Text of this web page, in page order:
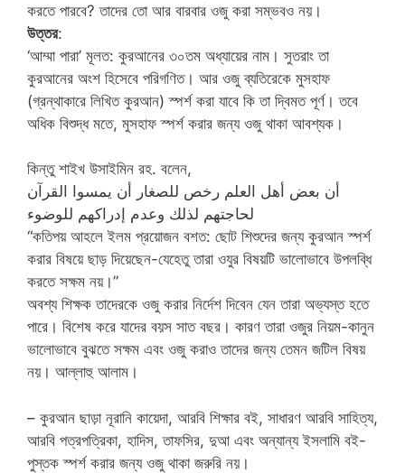
করতে পারবে? তাদের তো আর বারবার ওজু করা সম্ভবও নয়।
উত্তর:
‘আম্মা পারা’ মূলত: কুরআনের ৩০তম অধ্যায়ের নাম। সুতরাং তা
কুরআনের অংশ হিসেবে পরিগণিত। আর ওজু ব্যতিরেকে মুসহাফ
(গ্রন্থাকারে লিখিত কুরআন) স্পর্শ করা যাবে কি তা দ্বিমত পূর্ণ। তবে
অধিক বিশুদ্ধ মতে, মুসহাফ স্পর্শ করার জন্য ওজু থাকা আবশ্যক।
কিন্তু শাইখ উসাইমিন রহ. বলেন,
أن بعض أهل العلم رخص للصغار أن يمسوا القرآن
لحاجتهم لذلك وعدم إدراكهم للوضوء
“কতিপয় আহলে ইলম প্রয়োজন বশত: ছোট শিশুদের জন্য কুরআন স্পর্শ
করার বিষয়ে ছাড় দিয়েছেন-যেহেতু তারা ওযুর বিষয়টি ভালোভাবে উপলব্ধি
করতে সক্ষম নয়।”
অবশ্য শিক্ষক তাদেরকে ওজু করার নির্দেশ দিবেন যেন তারা অভ্যস্ত হতে
পারে। বিশেষ করে যাদের বয়স সাত বছর। কারণ তারা ওজুর নিয়ম-কানুন
ভালোভাবে বুঝতে সক্ষম এবং ওজু করাও তাদের জন্য তেমন জটিল বিষয়
নয়। আল্লাহু আলাম।
– কুরআন ছাড়া নূরানি কায়েদা, আরবি শিক্ষার বই, সাধারণ আরবি সাহিত্য,
আরবি পত্রপত্রিকা, হাদিস, তাফসির, দুআ এবং অন্যান্য ইসলামি বই-
পুস্তক স্পর্শ করার জন্য ওজু থাকা জরুরি নয়।